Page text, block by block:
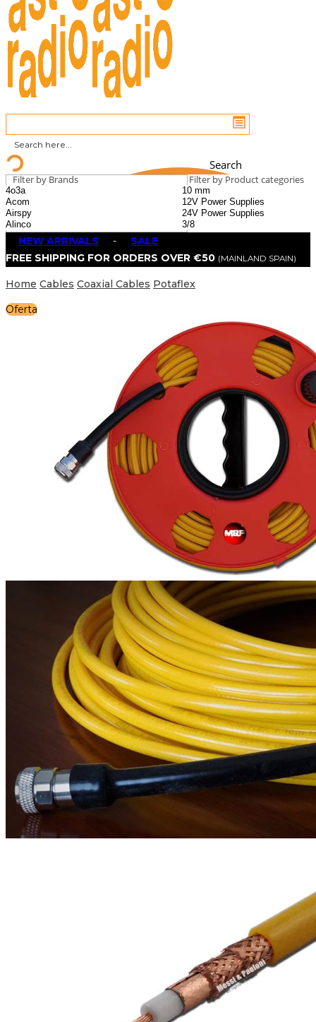
Search
Filter by Brands Filter by Product categories
NEW ARRIVALS - SALE
FREE SHIPPING FOR ORDERS OVER €50 (MAINLAND SPAIN)
Home Cables Coaxial Cables Potaflex
Oferta